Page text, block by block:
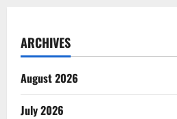
ARCHIVES
August 2026
July 2026